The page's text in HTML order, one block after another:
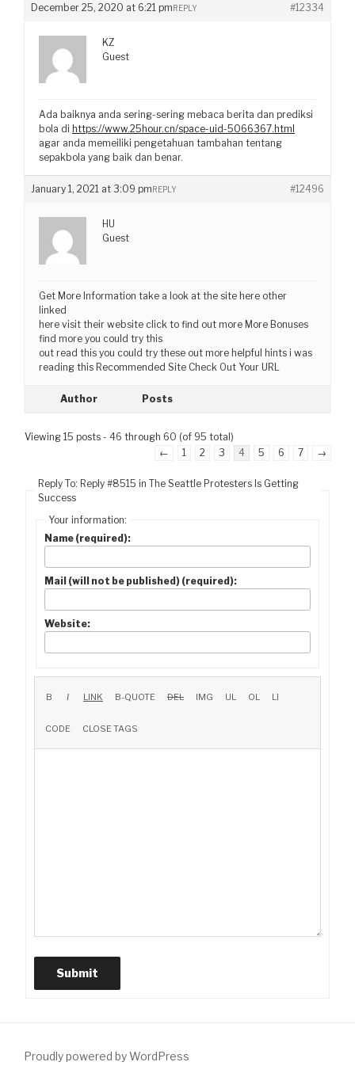
December 25, 2020 at 6:21 pm #12334
REPLY
KZ
Guest
Ada baiknya anda sering-sering mebaca berita dan prediksi
bola di https://www.25hour.cn/space-uid-5066367.html
agar anda memeiliki pengetahuan tambahan tentang
sepakbola yang baik dan benar.
January 1, 2021 at 3:09 pm #12496
REPLY
HU
Guest
Get More Information take a look at the site here other
linked
here visit their website click to find out more More Bonuses
find more you could try this
out read this you could try these out more helpful hints i was
reading this Recommended Site Check Out Your URL
Author Posts
Viewing 15 posts - 46 through 60 (of 95 total)
←
1 2 3 4 5 6 7 →
Reply To: Reply #8515 in The Seattle Protesters Is Getting
Success
Your information:
Name (required):
Mail (will not be published) (required):
Website:
Submit
Proudly powered by WordPress